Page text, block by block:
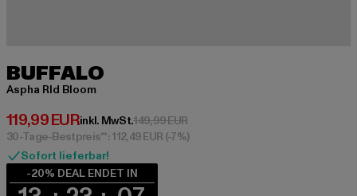
BUFFALO
Aspha Rld Bloom
119,99 EUR
Derzeitiger Preis: 119,99 EUR
inkl. MwSt.149,99 EURAktionspreis: 149,99 EUR
30-Tage-Bestpreis**: 112,49 EUR (-7%)
Sofort lieferbar!
-20% DEAL ENDET IN